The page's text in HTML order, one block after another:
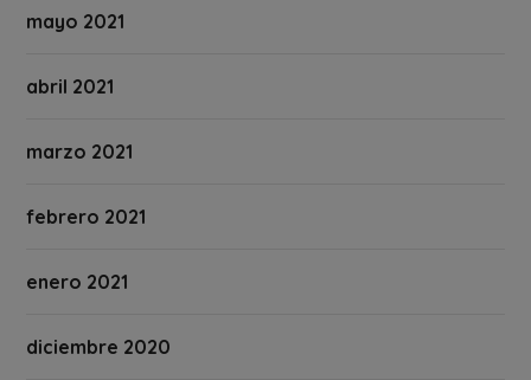
mayo 2021
abril 2021
marzo 2021
febrero 2021
enero 2021
diciembre 2020